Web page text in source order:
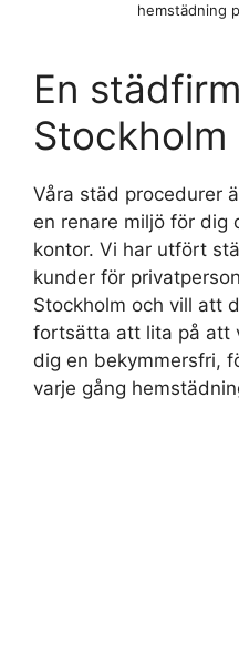
En
Stockholm
Våra städ procedurer
en renare miljö för dig
kontor. Vi har utfört
kunder för
Stockholm och vill att
fortsätta att lita på att
dig en bekymmersfri,
varje gång
hemstädning